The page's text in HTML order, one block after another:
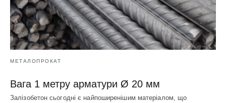
МЕТАЛОПРОКАТ
Вага 1 метру арматури Ø 20 мм
Залізобетон сьогодні є найпоширенішим матеріалом, що